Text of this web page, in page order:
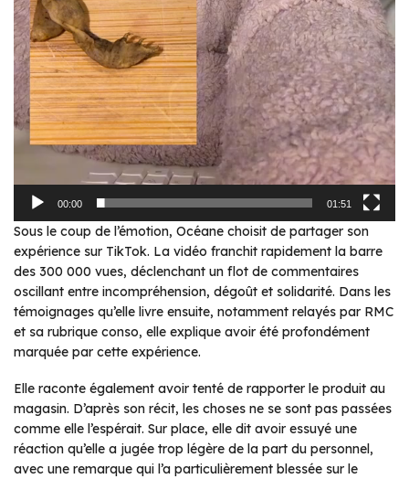
00:00 01:51
Sous le coup de l’émotion, Océane choisit de partager son
expérience sur TikTok. La vidéo franchit rapidement la barre
des 300 000 vues, déclenchant un flot de commentaires
oscillant entre incompréhension, dégoût et solidarité. Dans les
témoignages qu’elle livre ensuite, notamment relayés par RMC
et sa rubrique conso, elle explique avoir été profondément
marquée par cette expérience.
Elle raconte également avoir tenté de rapporter le produit au
magasin. D’après son récit, les choses ne se sont pas passées
comme elle l’espérait. Sur place, elle dit avoir essuyé une
réaction qu’elle a jugée trop légère de la part du personnel,
avec une remarque qui l’a particulièrement blessée sur le